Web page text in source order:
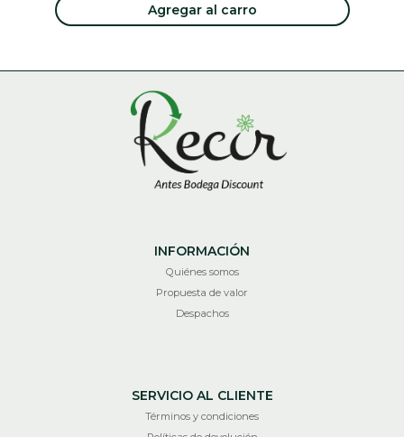
Agregar al carro
INFORMACIÓN
Quiénes somos
Propuesta de valor
Despachos
SERVICIO AL CLIENTE
Términos y condiciones